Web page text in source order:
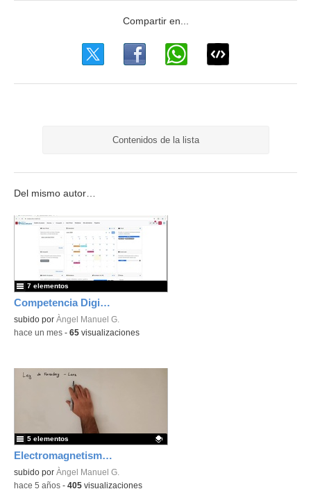
Contenidos de la lista
Del mismo autor…
Competencia Digital Docente
subido por Àngel Manuel G.
7 elementos
-hace un mes - 65 visualizaciones
Electromagnetismo 4: Inducción
Contenido educativo.
subido por Àngel Manuel G.
5 elementos
-hace 5 años - 405 visualizaciones